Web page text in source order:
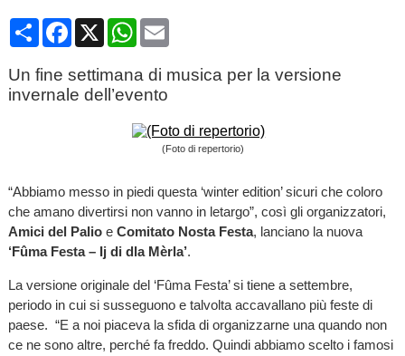
CondividiFacebook
X WhatsApp
Email
Un fine settimana di musica per la versione
invernale dell’evento
(Foto di repertorio)
“Abbiamo messo in piedi questa ‘winter edition’ sicuri che coloro
che amano divertirsi non vanno in letargo”, così gli organizzatori,
Amici del Palioe Comitato Nosta Festa, lanciano la nuova
‘Fûma Festa – Ij di dla Mèrla’.
La versione originale del ‘Fûma Festa’ si tiene a settembre,
periodo in cui si susseguono e talvolta accavallano più feste di
paese. “E a noi piaceva la sfida di organizzarne una quando non
ce ne sono altre, perché fa freddo. Quindi abbiamo scelto i famosi